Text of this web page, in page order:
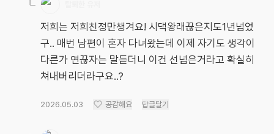
저희는 저희친정만챙겨요! 시댁왕래끊은지도1년넘었
구.. 매번 남편이 혼자 다녀왔는데 이제 자기도 생각이
다른가 연끊자는 말듣더니 이건 선넘은거라고 확실히
쳐내버리더라구요..?
2026.05.03 공감해요 답글달기